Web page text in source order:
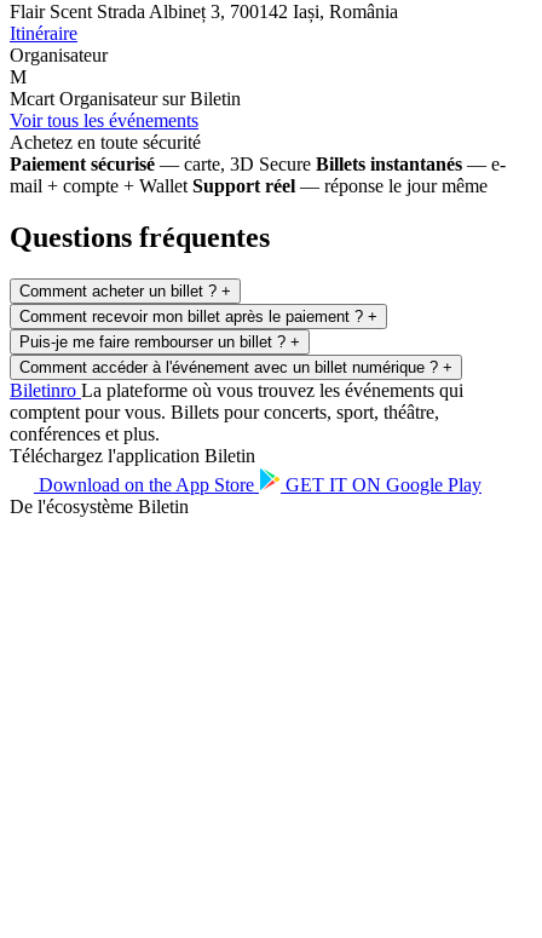
Flair Scent Strada Albineț 3, 700142 Iași, România
Itinéraire
Organisateur
M
Mcart Organisateur sur Biletin
Voir tous les événements
Achetez en toute sécurité
Paiement sécurisé — carte, 3D Secure Billets instantanés — e-
mail + compte + Wallet Support réel — réponse le jour même
Questions fréquentes
Comment acheter un billet ? +
Comment recevoir mon billet après le paiement ? +
Puis-je me faire rembourser un billet ? +
Comment accéder à l'événement avec un billet numérique ? +
Biletinro La plateforme où vous trouvez les événements qui
comptent pour vous. Billets pour concerts, sport, théâtre,
conférences et plus.
Téléchargez l'application Biletin
Download on the App Store GET IT ON Google Play
De l'écosystème Biletin